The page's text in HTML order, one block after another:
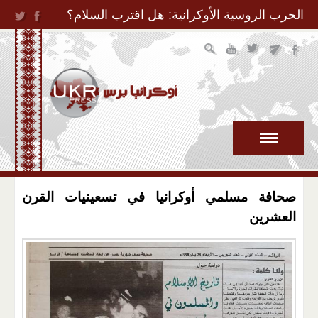
Jump to Navigation
الحرب الروسية الأوكرانية: هل اقترب السلام؟
صحافة مسلمي أوكرانيا في تسعينيات القرن
العشرين